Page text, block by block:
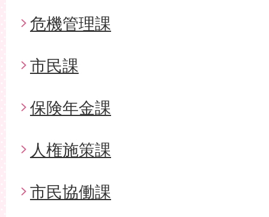
危機管理課
市民課
保険年金課
人権施策課
市民協働課